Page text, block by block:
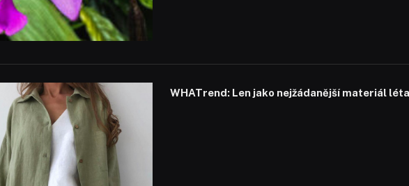
WHATrend: Len jako nejžádanější materiál léta